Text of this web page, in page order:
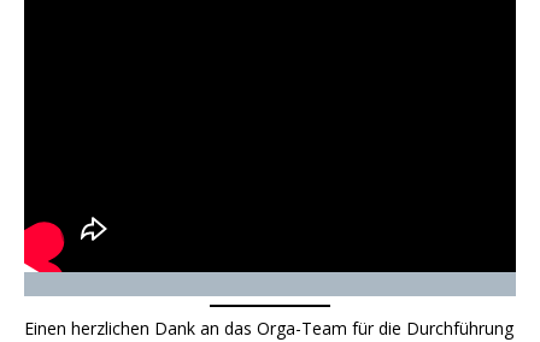
Einen herzlichen Dank an das Orga-Team für die Durchführung